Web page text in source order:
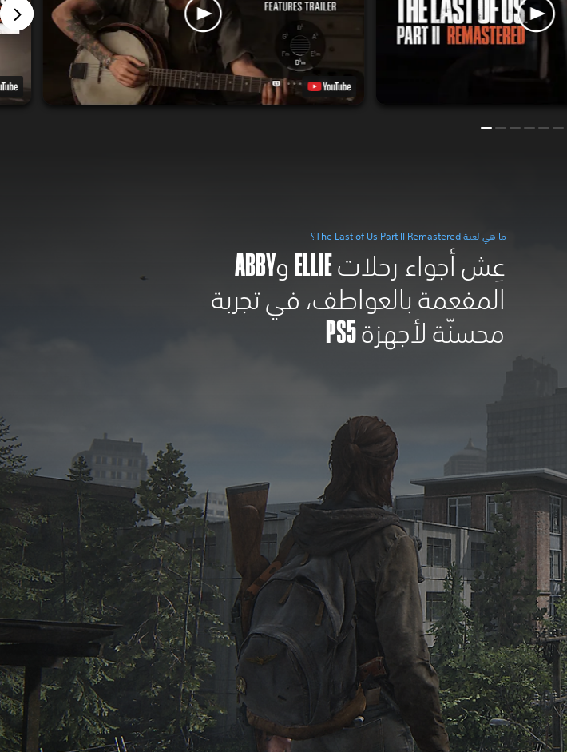
ما هي لعبة The Last of Us Part II Remastered؟
عِش أجواء رحلات ELLIE وABBY
المفعمة بالعواطف، في تجربة
محسنّة لأجهزة PS5